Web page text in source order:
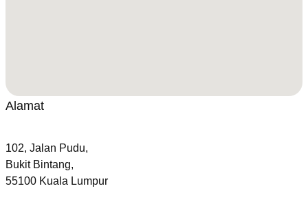
Alamat
102, Jalan Pudu,
Bukit Bintang,
55100 Kuala Lumpur